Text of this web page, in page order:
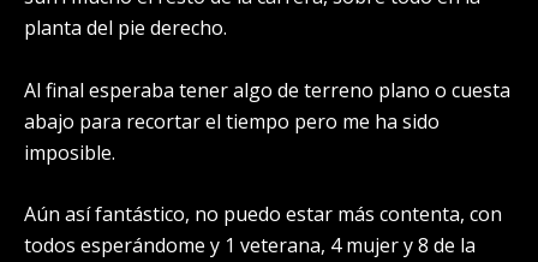
planta del pie derecho.
Al final esperaba tener algo de terreno plano o cuesta
abajo para recortar el tiempo pero me ha sido
imposible.
Aún así fantástico, no puedo estar más contenta, con
todos esperándome y 1 veterana, 4 mujer y 8 de la